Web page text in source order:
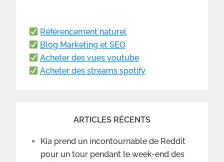
Référencement naturel
Blog Marketing et SEO
Acheter des vues youtube
Acheter des streams spotify
ARTICLES RÉCENTS
Kia prend un incontournable de Reddit
pour un tour pendant le week-end des